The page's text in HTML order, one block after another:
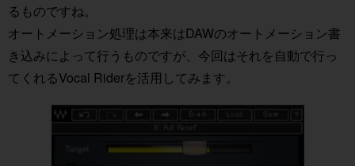
るものですね。
オートメーション処理は本来はDAWのオートメーション書
き込みによって行うものですが、今回はそれを自動で行っ
てくれるVocal Riderを活用してみます。